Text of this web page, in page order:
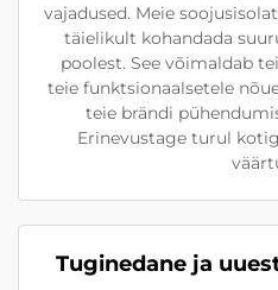
vajadused. Meie
täielikult kohandada
poolest. See võimaldab
teie funktsionaalsetele
teie brändi
Erinevustage turul
Tuginedane ja